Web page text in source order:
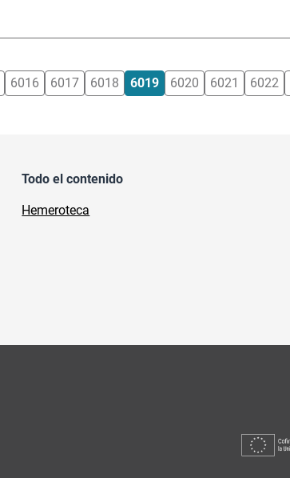
6016 6017 6018 6019 6020 6021 6022
Todo el contenido
Hemeroteca